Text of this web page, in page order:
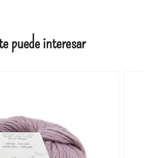
puede interesar